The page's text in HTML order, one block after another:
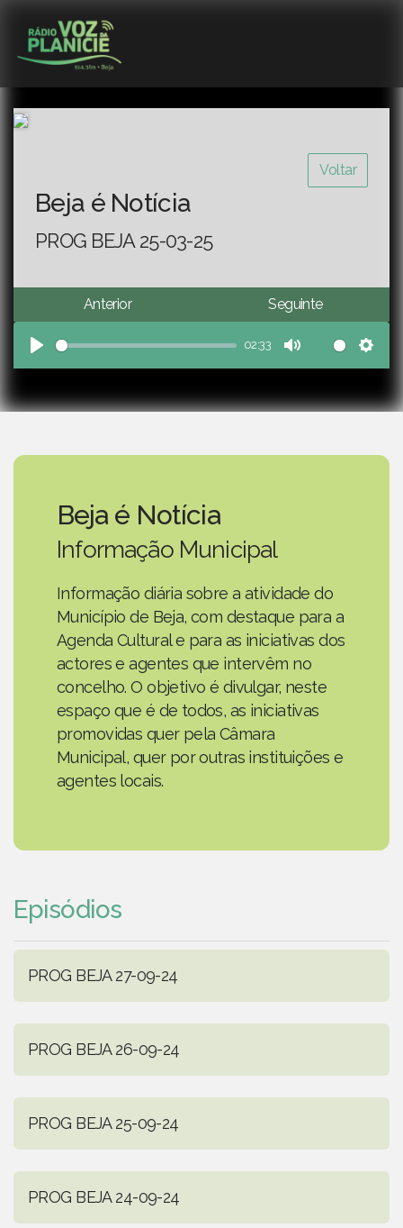
Voltar
Beja é Notícia
PROG BEJA 25-03-25
Anterior Seguinte
Play
02:33
Mute
Beja é Notícia
Informação Municipal
Informação diária sobre a atividade do
Município de Beja, com destaque para a
Agenda Cultural e para as iniciativas dos
actores e agentes que intervêm no
concelho. O objetivo é divulgar, neste
espaço que é de todos, as iniciativas
promovidas quer pela Câmara
Municipal, quer por outras instituições e
agentes locais.
Episódios
PROG BEJA 27-09-24
PROG BEJA 26-09-24
PROG BEJA 25-09-24
PROG BEJA 24-09-24